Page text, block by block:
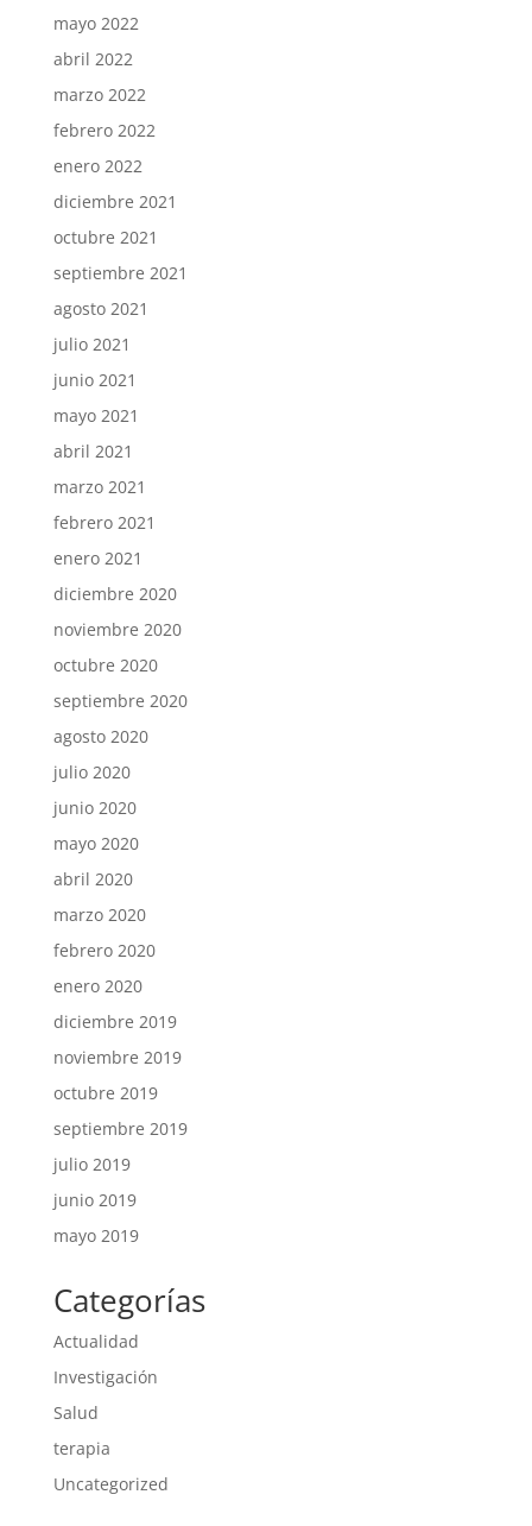
mayo 2022
abril 2022
marzo 2022
febrero 2022
enero 2022
diciembre 2021
octubre 2021
septiembre 2021
agosto 2021
julio 2021
junio 2021
mayo 2021
abril 2021
marzo 2021
febrero 2021
enero 2021
diciembre 2020
noviembre 2020
octubre 2020
septiembre 2020
agosto 2020
julio 2020
junio 2020
mayo 2020
abril 2020
marzo 2020
febrero 2020
enero 2020
diciembre 2019
noviembre 2019
octubre 2019
septiembre 2019
julio 2019
junio 2019
mayo 2019
Categorías
Actualidad
Investigación
Salud
terapia
Uncategorized